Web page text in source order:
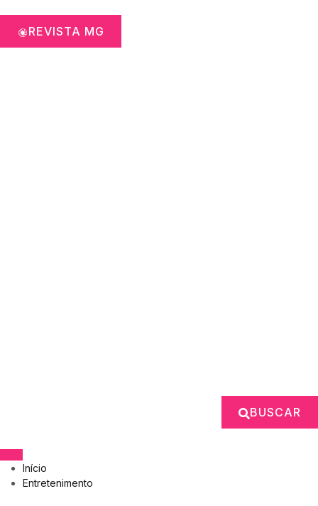
REVISTA MG
BUSCAR
Início
Entretenimento